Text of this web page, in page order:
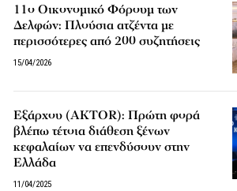
11ο Οικονομικό Φόρουμ των
Δελφών: Πλούσια ατζέντα με
περισσότερες από 200 συζητήσεις
15/04/2026
Εξάρχου (AKTOR): Πρώτη φορά
βλέπω τέτοια διάθεση ξένων
κεφαλαίων να επενδύσουν στην
Ελλάδα
11/04/2025